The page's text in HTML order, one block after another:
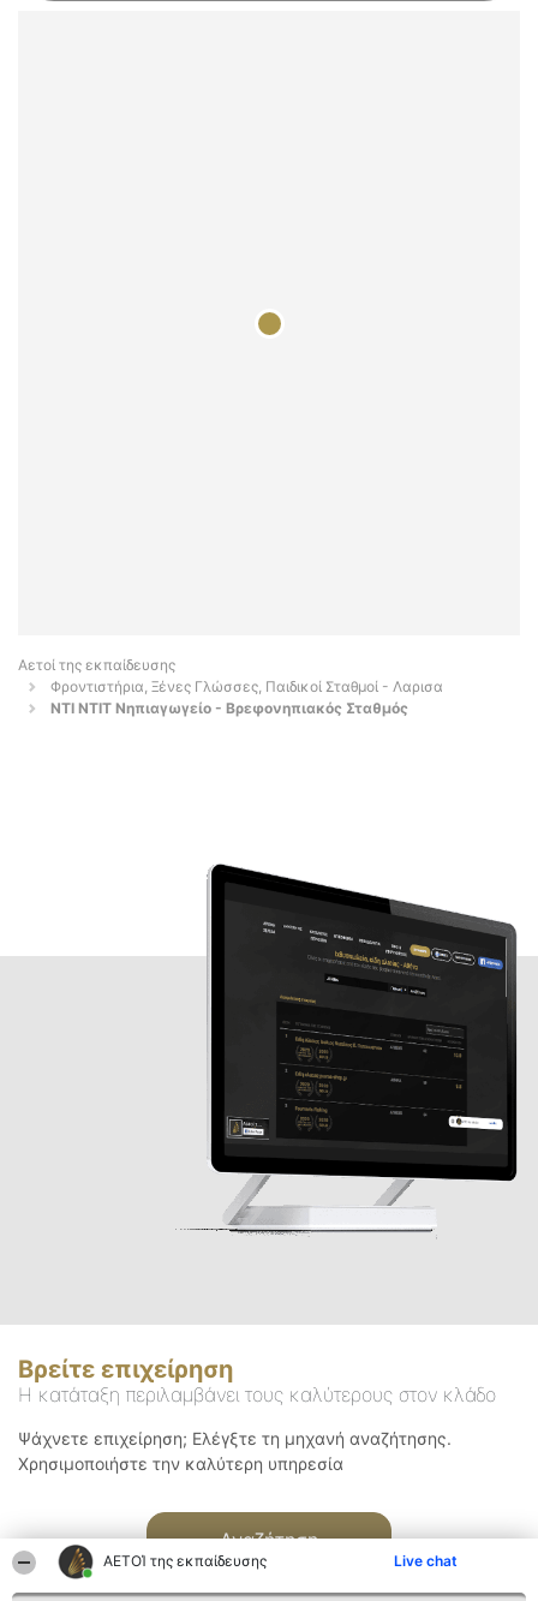
ΑΕΤΟΊ της εκπαίδευσης Live chat
Αετοί της εκπαίδευσης
Φροντιστήρια, Ξένες Γλώσσες, Παιδικοί Σταθμοί - Λαρισα
ΝΤΙ ΝΤΙΤ Νηπιαγωγείο - Βρεφονηπιακός Σταθμός
Βρείτε επιχείρηση
Η κατάταξη περιλαμβάνει τους καλύτερους στον κλάδο
Ψάχνετε επιχείρηση; Ελέγξτε τη μηχανή αναζήτησης.
Χρησιμοποιήστε την καλύτερη υπηρεσία
Αναζήτηση